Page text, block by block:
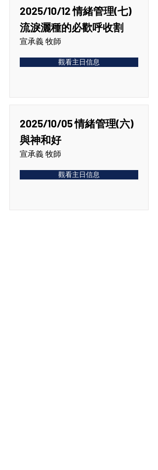
2025/10/12 情緒管理(七)
流淚灑種的必歡呼收割
宣承義 牧師
觀看主日信息
2025/10/05 情緒管理(六)
與神和好
宣承義 牧師
觀看主日信息